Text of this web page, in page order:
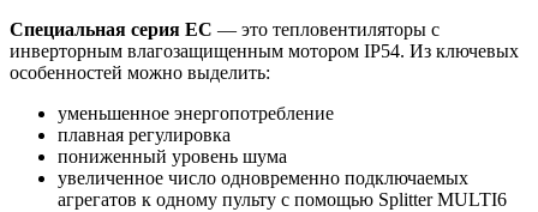
Специальная серия ЕС — это тепловентиляторы с
инверторным влагозащищенным мотором IP54. Из ключевых
особенностей можно выделить:
уменьшенное энергопотребление
плавная регулировка
пониженный уровень шума
увеличенное число одновременно подключаемых
агрегатов к одному пульту с помощью Splitter MULTI6